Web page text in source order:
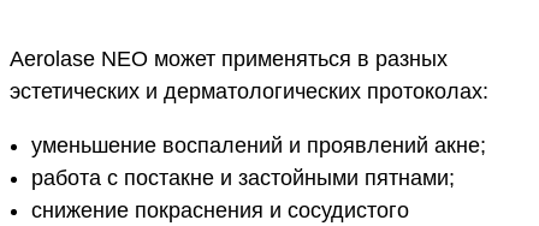
Aerolase NEO может применяться в разных
эстетических и дерматологических протоколах:
уменьшение воспалений и проявлений акне;
работа с постакне и застойными пятнами;
снижение покраснения и сосудистого